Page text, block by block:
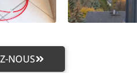
NOUS